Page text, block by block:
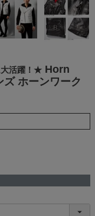
大活躍！★ Horn
ホーンワーク